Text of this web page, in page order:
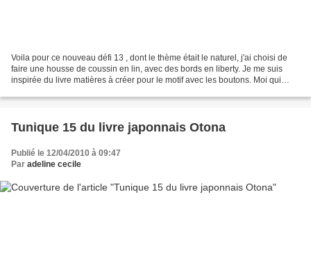
Voila pour ce nouveau défi 13 , dont le thème était le naturel, j'ai choisi de
faire une housse de coussin en lin, avec des bords en liberty. Je me suis
inspirée du livre matières à créer pour le motif avec les boutons. Moi qui
Tunique 15 du livre japonnais Otona
Publié le 12/04/2010 à 09:47
Par adeline cecile